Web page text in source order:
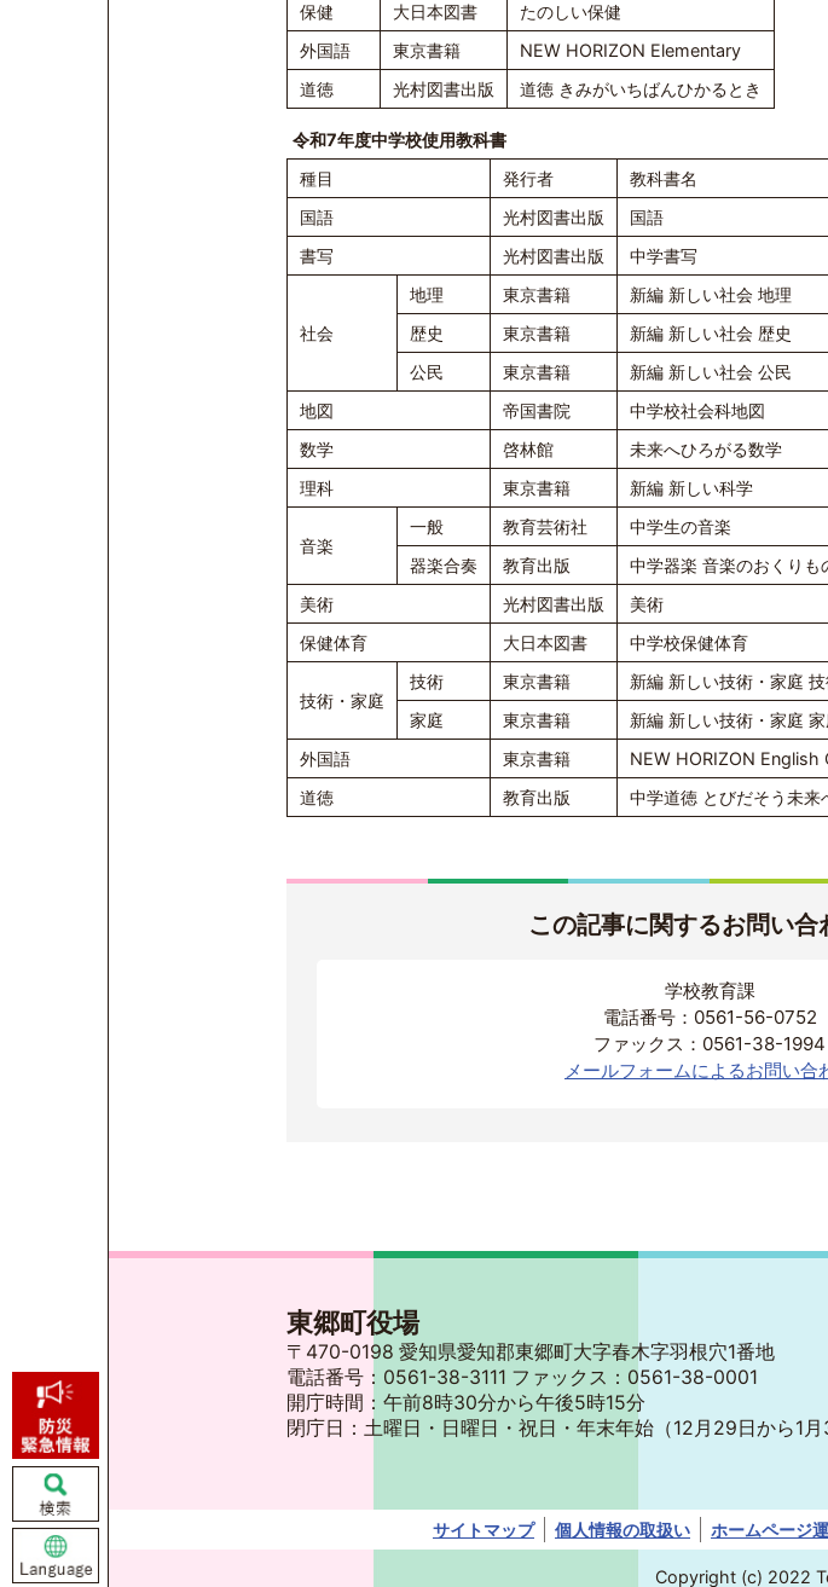
保健
大日本図書
たのしい保健
外国語
東京書籍
NEW HORIZON Elementary
道徳
光村図書出版 道徳 きみがいちばんひかるとき
令和7年度中学校使用教科書
種目
発行者
教科書名
国語
光村図書出版
国語
書写
光村図書出版 中学書写
社会
地理 東京書籍
新編 新しい社会 地理
歴史
東京書籍
新編 新しい社会 歴史
公民
東京書籍
新編 新しい社会 公民
地図
帝国書院
中学校社会科地図
数学
啓林館
未来へひろがる数学
理科
東京書籍 新編 新しい科学
音楽
一般 教育芸術社
中学生の音楽
器楽合奏
教育出版
中学器楽 音楽のおくりも
美術
光村図書出版
美術
保健体育
大日本図書 中学校保健体育
技術・家庭
技術 東京書籍
新編 新しい技術・家庭
家庭
東京書籍
新編 新しい技術・家庭
外国語
東京書籍
NEW HORIZON English
道徳
教育出版 中学道徳 とびだそう未来
この記事に関するお問い合
学校教育課
電話番号：0561-56-0752
ファックス：0561-38-1994
メールフォームによるお問い合
東郷町役場
〒470-0198 愛知県愛知郡東郷町大字春木字羽根穴1番地
電話番号：0561-38-3111 ファックス：0561-38-0001
開庁時間：午前8時30分から午後5時15分
閉庁日：土曜日・日曜日・祝日・年末年始 （12月29日から1月
サイトマップ 個人情報の取扱い ホームページ
Copyright (c) 2022